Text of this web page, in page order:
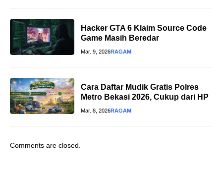
Hacker GTA 6 Klaim Source Code
Game Masih Beredar
Mar. 9, 2026RAGAM
Cara Daftar Mudik Gratis Polres
Metro Bekasi 2026, Cukup dari HP
Mar. 8, 2026RAGAM
Comments are closed.